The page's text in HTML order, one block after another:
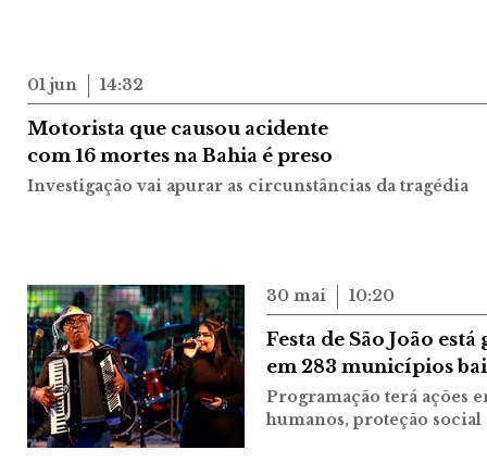
01 jun 14:32
Motorista que causou acidente
com 16 mortes na Bahia é preso
Investigação vai apurar as circunstâncias da tragédia
30 mai 10:20
Festa de São João
em 283 municípios
Programação terá ações
humanos, proteção